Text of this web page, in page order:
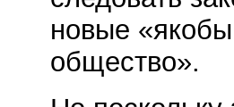
новые
общество».